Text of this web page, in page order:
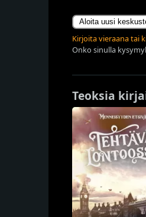
Aloita uusi
Kirjoita vieraana tai
Onko sinulla
Teoksia